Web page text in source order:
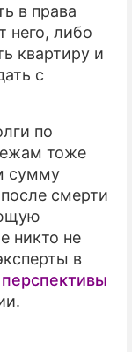
в права
него, либо
квартиру и
с
по
тоже
сумму
смерти
никто не
в